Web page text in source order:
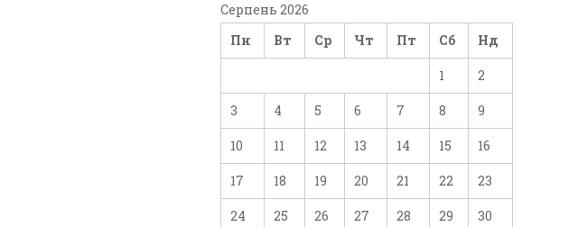
Серпень 2026
Пн
Вт Ср Чт Пт Сб Нд
1 2
3 4 5 6 7 8 9
10 11 12 13 14 15 16
17 18 19 20 21 22 23
24 25 26 27 28 29 30